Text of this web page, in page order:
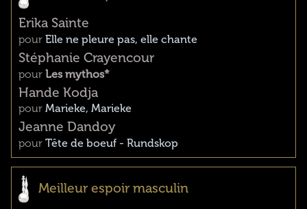
Erika Sainte
pour Elle ne pleure pas, elle chante
Stéphanie Crayencour
pour Les mythos*
Hande Kodja
pour Marieke, Marieke
Jeanne Dandoy
pour Tête de boeuf - Rundskop
Meilleur espoir masculin